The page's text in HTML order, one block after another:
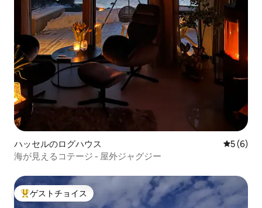
ハッセルのログハウス レビュー
5 (6)
海が見えるコテージ - 屋外ジャグジー
大好評のゲストチョイスです。
ゲストチョイス